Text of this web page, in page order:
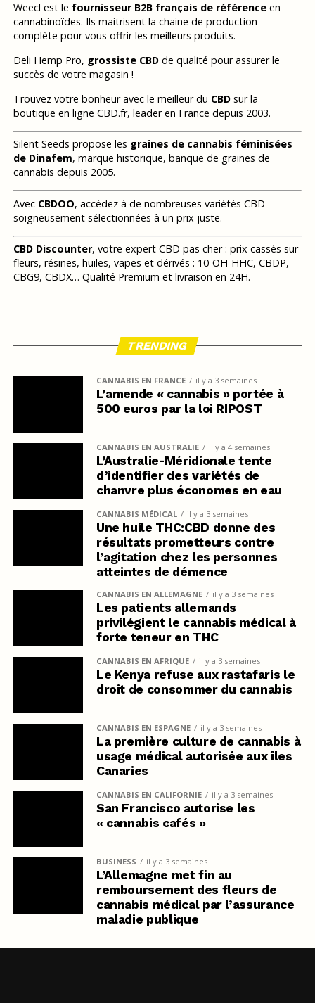
Weecl est le fournisseur B2B français de référenceen
cannabinoïdes. Ils maitrisent la chaine de production
complète pour vous offrir les meilleurs produits.
Deli Hemp Pro, grossiste CBDde qualité pour assurer le
succès de votre magasin !
Trouvez votre bonheur avec le meilleur du CBDsur la
boutique en ligne CBD.fr, leader en France depuis 2003.
Silent Seeds propose les graines de cannabis féminisées
de Dinafem, marque historique, banque de graines de
cannabis depuis 2005.
Avec CBDOO, accédez à de nombreuses variétés CBD
soigneusement sélectionnées à un prix juste.
CBD Discounter, votre expert CBD pas cher : prix cassés sur
fleurs, résines, huiles, vapes et dérivés : 10-OH-HHC, CBDP,
CBG9, CBDX… Qualité Premium et livraison en 24H.
TRENDING
CANNABIS EN FRANCE il y a 3 semaines
L’amende « cannabis » portée à
500 euros par la loi RIPOST
CANNABIS EN AUSTRALIE il y a 4 semaines
L’Australie-Méridionale tente
d’identifier des variétés de
chanvre plus économes en eau
CANNABIS MÉDICAL il y a 3 semaines
Une huile THC:CBD donne des
résultats prometteurs contre
l’agitation chez les personnes
atteintes de démence
CANNABIS EN ALLEMAGNE il y a 3 semaines
Les patients allemands
privilégient le cannabis médical à
forte teneur en THC
CANNABIS EN AFRIQUE il y a 3 semaines
Le Kenya refuse aux rastafaris le
droit de consommer du cannabis
CANNABIS EN ESPAGNE il y a 3 semaines
La première culture de cannabis à
usage médical autorisée aux îles
Canaries
CANNABIS EN CALIFORNIE il y a 3 semaines
San Francisco autorise les
« cannabis cafés »
BUSINESS il y a 3 semaines
L’Allemagne met fin au
remboursement des fleurs de
cannabis médical par l’assurance
maladie publique